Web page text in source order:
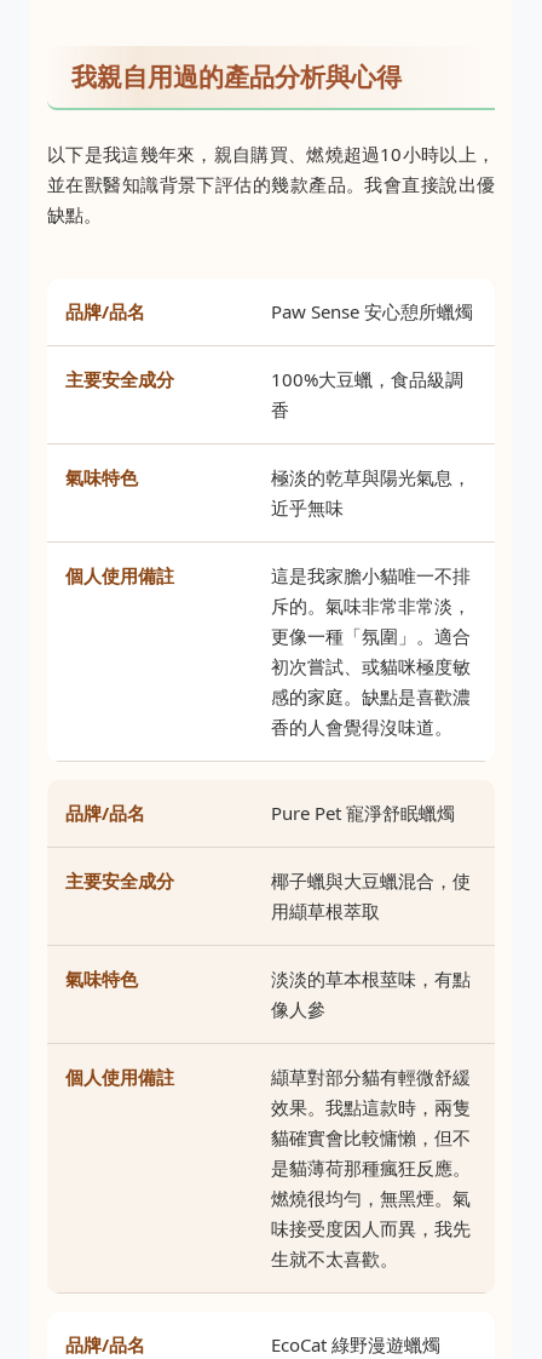
我親自用過的產品分析與心得
以下是我這幾年來，親自購買、燃燒超過10小時以上，
並在獸醫知識背景下評估的幾款產品。我會直接說出優
缺點。
Paw Sense 安心憩所蠟燭
100%大豆蠟，食品級調
香
極淡的乾草與陽光氣息，
近乎無味
這是我家膽小貓唯一不排
斥的。氣味非常非常淡，
更像一種「氛圍」。適合
初次嘗試、或貓咪極度敏
感的家庭。缺點是喜歡濃
香的人會覺得沒味道。
Pure Pet 寵淨舒眠蠟燭
椰子蠟與大豆蠟混合，使
用纈草根萃取
淡淡的草本根莖味，有點
像人參
纈草對部分貓有輕微舒緩
效果。我點這款時，兩隻
貓確實會比較慵懶，但不
是貓薄荷那種瘋狂反應。
燃燒很均勻，無黑煙。氣
味接受度因人而異，我先
生就不太喜歡。
EcoCat 綠野漫遊蠟燭